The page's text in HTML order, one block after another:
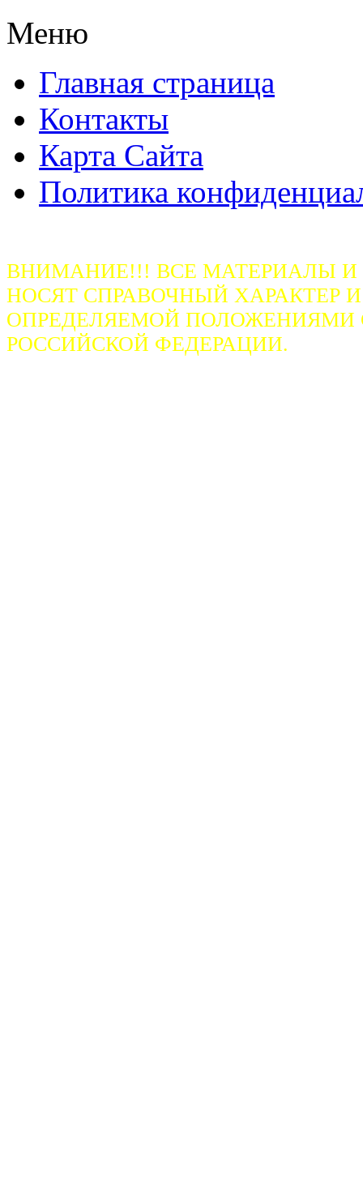
Меню
Главная страница
Контакты
Карта Сайта
Политика
ВНИМАНИЕ!!! ВСЕ МАТЕРИАЛЫ
НОСЯТ СПРАВОЧНЫЙ ХАРАКТЕР
ОПРЕДЕЛЯЕМОЙ ПОЛОЖЕНИЯМИ
РОССИЙСКОЙ ФЕДЕРАЦИИ.